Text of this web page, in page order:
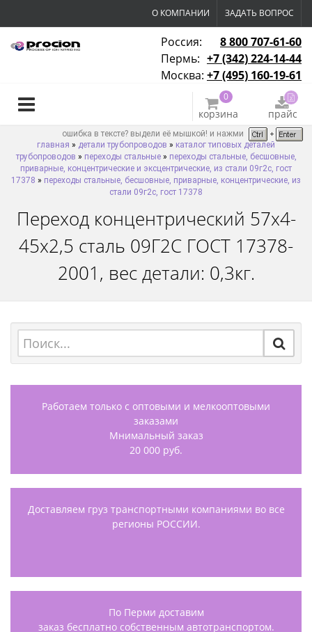
О КОМПАНИИ ЗАДАТЬ ВОПРОС
Россия:
8 800 707-61-60
Пермь: +7 (342) 224-14-44
Москва: +7 (495) 160-19-61
0
корзина прайс
ошибка в тексте? выдели её мышкой! и нажми
главная » детали трубопроводов » каталог типовых деталей
трубопроводов » переходы стальные» переходы стальные, бесшовные,
приварные, концентрические и эксцентрические, из стали 09г2с, гост
17378 » переходы стальные, бесшовные, приварные, концентрические, из
стали 09г2с, гост 17378
Переход концентрический 57х4-
45х2,5 сталь 09Г2С ГОСТ 17378-
2001, вес детали: 0,3кг.
Работаем только с оптовыми и мелкооптовыми
заказами
Мнимальный заказ
20 000 руб.
Доставляем груз транспортными компаниями во все
регионы РОССИИ.
По Перми доставим
заказ бесплатно собственным автотранспортом.